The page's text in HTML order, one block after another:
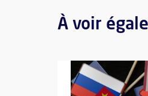
À voir
Plus d'information